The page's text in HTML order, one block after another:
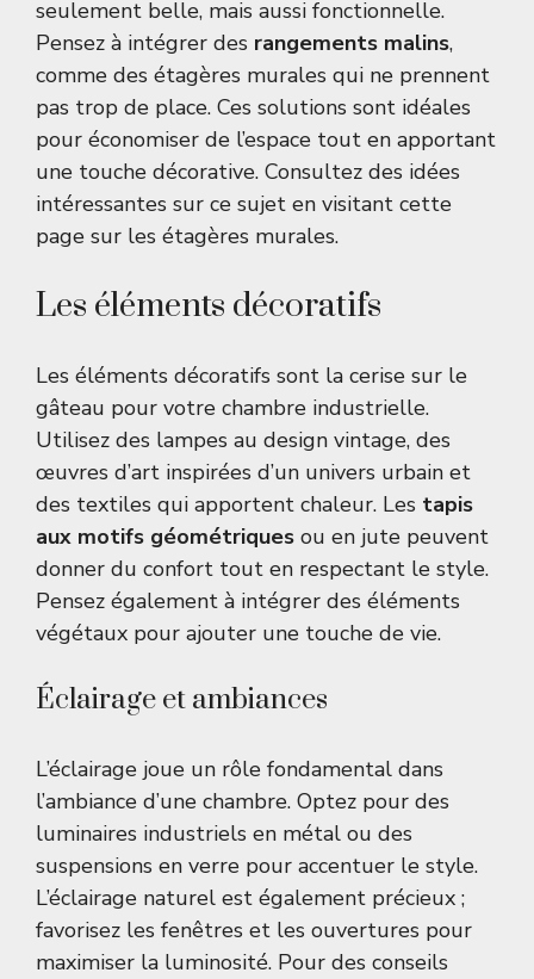
seulement belle, mais aussi fonctionnelle.
Pensez à intégrer des rangements malins,
comme des étagères murales qui ne prennent
pas trop de place. Ces solutions sont idéales
pour économiser de l’espace tout en apportant
une touche décorative. Consultez des idées
intéressantes sur ce sujet en visitant cette
page sur les étagères murales.
Les éléments décoratifs
Les éléments décoratifs sont la cerise sur le
gâteau pour votre chambre industrielle.
Utilisez des lampes au design vintage, des
œuvres d’art inspirées d’un univers urbain et
des textiles qui apportent chaleur. Les tapis
aux motifs géométriques ou en jute peuvent
donner du confort tout en respectant le style.
Pensez également à intégrer des éléments
végétaux pour ajouter une touche de vie.
Éclairage et ambiances
L’éclairage joue un rôle fondamental dans
l’ambiance d’une chambre. Optez pour des
luminaires industriels en métal ou des
suspensions en verre pour accentuer le style.
L’éclairage naturel est également précieux ;
favorisez les fenêtres et les ouvertures pour
maximiser la luminosité. Pour des conseils